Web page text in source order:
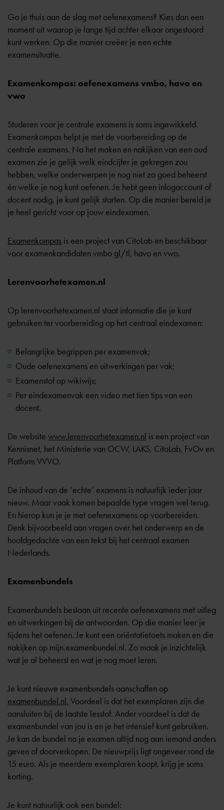
Ga je thuis aan de slag met oefenexamens? Kies dan een
moment uit waarop je lange tijd achter elkaar ongestoord
kunt werken. Op die manier creëer je een echte
examensituatie.
Examenkompas: oefenexamens vmbo, havo en
vwo
Studeren voor je centrale examens is soms ingewikkeld.
Examenkompas helpt je met de voorbereiding op de
centrale examens. Na het maken en nakijken van een oud
examen zie je gelijk welk eindcijfer je gekregen zou
hebben, welke onderwerpen je nog niet zo goed beheerst
én welke je nog kunt oefenen. Je hebt geen inlogaccount of
docent nodig, je kunt gelijk starten. Op die manier bereid je
je heel gericht voor op jouw eindexamen.
Examenkompas is een project van CitoLab en beschikbaar
voor examenkandidaten vmbo gl/tl, havo en vwo.
Lerenvoorhetexamen.nl
Op lerenvoorhetexamen.nl staat informatie die je kunt
gebruiken ter voorbereiding op het centraal eindexamen:
Belangrijke begrippen per examenvak;
Oude oefenexamens en uitwerkingen per vak;
Examenstof op wikiwijs;
Per eindexamenvak een video met tien tips van een
docent.
De website www.lerenvoorhetexamen.nl is een project van
Kennisnet, het Ministerie van OCW, LAKS, CitoLab, FvOv en
Platform VVVO.
De inhoud van de ‘echte’ examens is natuurlijk ieder jaar
nieuw. Maar vaak komen bepaalde type vragen wel terug.
En hierop kun je je met oefenexamens op voorbereiden.
Denk bijvoorbeeld aan vragen over het onderwerp en de
hoofdgedachte van een tekst bij het centraal examen
Nederlands.
Examenbundels
Examenbundels bestaan uit recente oefenexamens met uitleg
en uitwerkingen bij de antwoorden. Op die manier leer je
tijdens het oefenen. Je kunt een oriëntatietoets maken en die
nakijken op mijn.examenbundel.nl. Zo maak je inzichtelijk
wat je al beheerst en wat je nog moet leren.
Je kunt nieuwe examenbundels aanschaffen op
examenbundel.nl. Voordeel is dat het exemplaren zijn die
aansluiten bij de laatste lesstof. Ander voordeel is dat de
examenbundel van jou is en je het intensief kunt gebruiken.
Je kan de bundel na je examen altijd nog aan iemand anders
geven of doorverkopen. De nieuwprijs ligt ongeveer rond de
15 euro. Als je meerdere exemplaren koopt, krijg je soms
korting.
Je kunt natuurlijk ook een bundel: